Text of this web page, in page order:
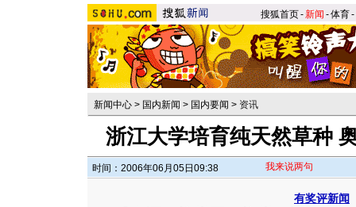
搜狐首页-新闻 -体育-
新闻中心 > 国内新闻 > 国内要闻 > 资讯
浙江大学培育纯天然草种
时间：2006年06月05日09:38 我来说两句
有奖评新闻